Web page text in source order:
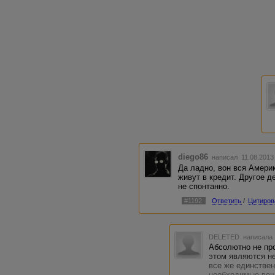
diego86 написал
Да ладно, вон вся
живут в кредит. Другое
не спонтанно.
#1192 Ответить /
DELETED
Абсолютно не
этом являются
все же